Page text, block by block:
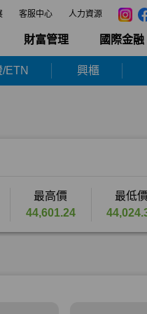
客服中心 人力資源
財富管理 國際金融
ETN 興櫃